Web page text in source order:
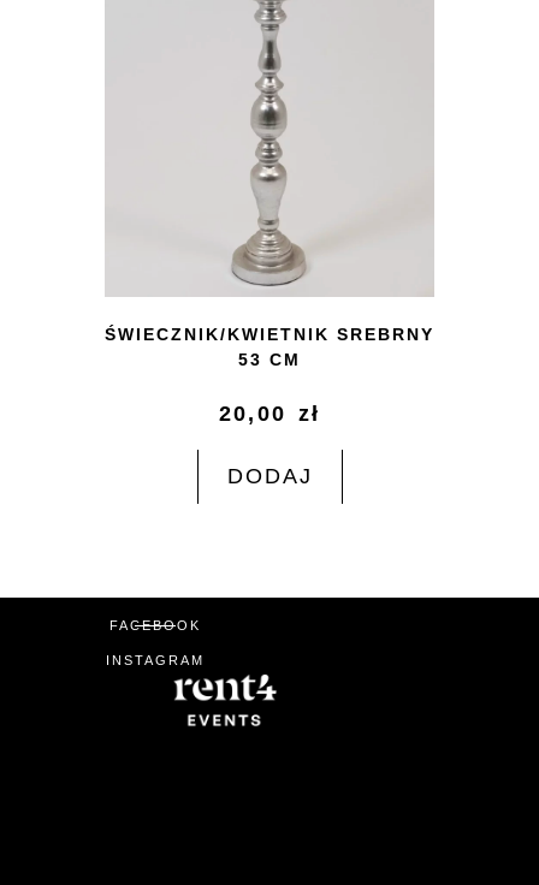
ŚWIECZNIK/KWIETNIK SREBRNY
53 CM
20,00 zł
DODAJ
FACEBOOK
INSTAGRAM